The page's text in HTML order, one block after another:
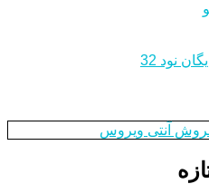
نود 32
آنتی ویروس